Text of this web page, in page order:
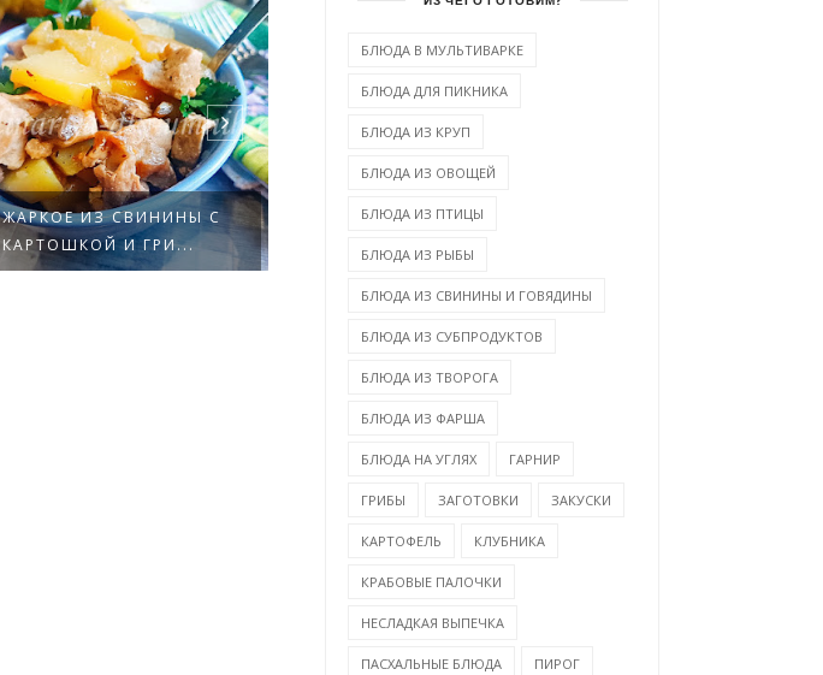
ЖАРКОЕ ИЗ СВИНИНЫ С
КАРТОШКОЙ И ГРИ...
КУРИЦА В МЕДОВО-
БЛЮДА В МУЛЬТИВАРКЕ
БЛЮДА ДЛЯ ПИКНИКА
БЛЮДА ИЗ КРУП
БЛЮДА ИЗ ОВОЩЕЙ
БЛЮДА ИЗ ПТИЦЫ
БЛЮДА ИЗ РЫБЫ
БЛЮДА ИЗ СВИНИНЫ И ГОВЯДИНЫ
БЛЮДА ИЗ СУБПРОДУКТОВ
БЛЮДА ИЗ ТВОРОГА
БЛЮДА ИЗ ФАРША
БЛЮДА НА УГЛЯХ ГАРНИР
ГРИБЫ ЗАГОТОВКИ ЗАКУСКИ
КАРТОФЕЛЬ КЛУБНИКА
КРАБОВЫЕ ПАЛОЧКИ
НЕСЛАДКАЯ ВЫПЕЧКА
ПАСХАЛЬНЫЕ БЛЮДА ПИРОГ